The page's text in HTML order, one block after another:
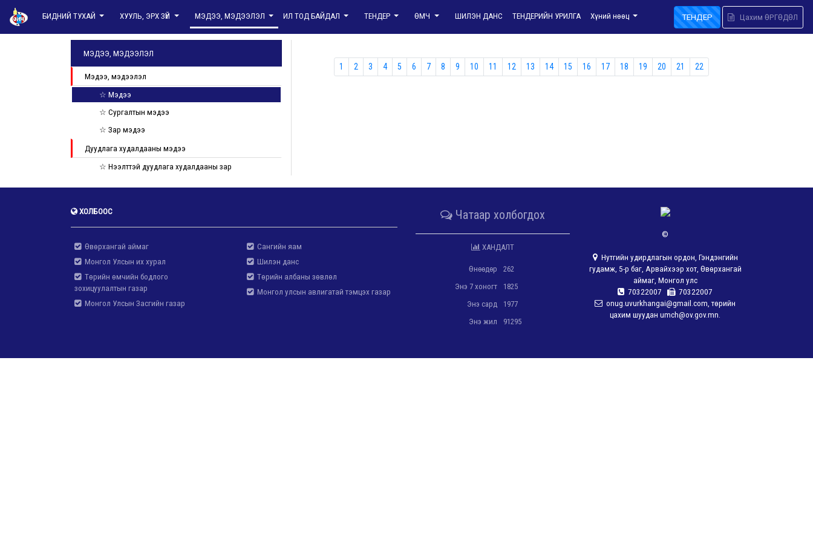
БИДНИЙ ТУХАЙ ХУУЛЬ, ЭРХ ЗҮЙ МЭДЭЭ, МЭДЭЭЛЭЛ ИЛ ТОД БАЙДАЛ ТЕНДЕР ӨМЧ ШИЛЭН ДАНС ТЕНДЕРИЙН УРИЛГА Хүний нөөц ТЕНДЕР Цахим ӨРГӨДӨЛ
МЭДЭЭ, МЭДЭЭЛЭЛ
Мэдээ, мэдээлэл
☆ Мэдээ
☆ Сургалтын мэдээ
☆ Зар мэдээ
Дуудлага худалдааны мэдээ
☆ Нээлттэй дуудлага худалдааны зар
1 2 3 4 5 6 7 8 9 10 11 12 13 14 15 16 17 18 19 20 21 22
ХОЛБООС
Өвөрхангай аймаг
Монгол Улсын их хурал
Төрийн өмчийн бодлого
зохицуулалтын газар
Монгол Улсын Засгийн газар
Сангийн яам
Шилэн данс
Төрийн албаны зөвлөл
Монгол улсын авлигатай тэмцэх газар
Чатаар холбогдох
ХАНДАЛТ
Өнөөдөр
262
Энэ 7 хоногт
1825
Энэ сард
1977
Энэ жил
91295
©
Нутгийн удирдлагын ордон, Гэндэнгийн
гудамж, 5-р баг, Арвайхээр хот, Өвөрхангай
аймаг, Монгол улс
70322007
70322007
onug.uvurkhangai@gmail.com, төрийн
цахим шуудан umch@ov.gov.mn.